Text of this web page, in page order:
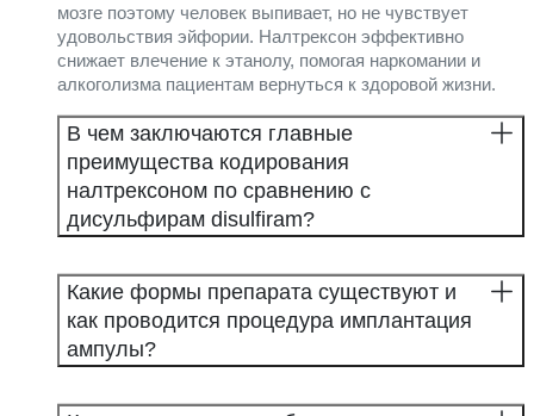
мозге поэтому человек выпивает, но не чувствует
удовольствия эйфории. Налтрексон эффективно
снижает влечение к этанолу, помогая наркомании и
алкоголизма пациентам вернуться к здоровой жизни.
В чем заключаются главные
преимущества кодирования
налтрексоном по сравнению с
дисульфирам disulfiram?
Какие формы препарата существуют и
как проводится процедура имплантация
ампулы?